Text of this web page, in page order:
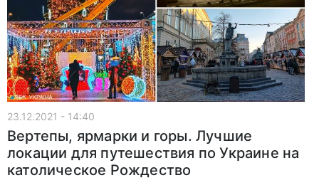
23.12.2021 - 14:40
Вертепы, ярмарки и горы. Лучшие
локации для путешествия по Украине на
католическое Рождество